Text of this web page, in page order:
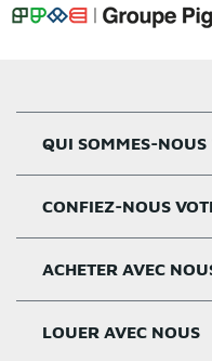
QUI SOMMES-NOUS
Nos agences
Notre histoire
CONFIEZ-NOUS
Estimer un bien
Critères estimation
ACHETER AVEC
Acheter sur Rennes
LOUER AVEC NOUS